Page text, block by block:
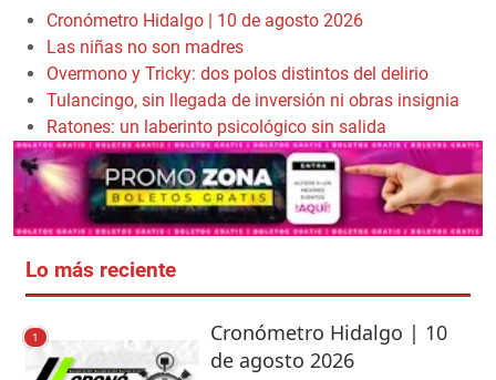
Cronómetro Hidalgo | 10 de agosto 2026
Las niñas no son madres
Overmono y Tricky: dos polos distintos del delirio
Tulancingo, sin llegada de inversión ni obras insignia
Ratones: un laberinto psicológico sin salida
Lo más reciente
1
Cronómetro Hidalgo | 10
de agosto 2026